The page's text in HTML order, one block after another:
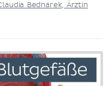
Bednarek, Ärztin